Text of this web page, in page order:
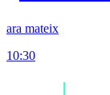
ara mateix
10:30